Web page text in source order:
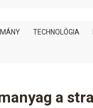
TECHNOLÓGIA
a